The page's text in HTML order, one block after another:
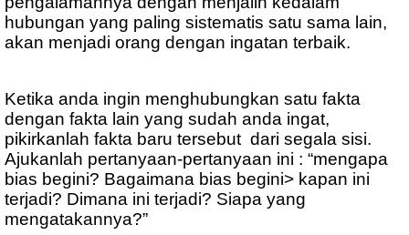
hubungan yang paling sistematis satu sama lain,
akan menjadi orang dengan ingatan terbaik.
Ketika anda ingin menghubungkan satu fakta
dengan fakta lain yang sudah anda ingat,
pikirkanlah fakta baru tersebut dari segala sisi.
Ajukanlah pertanyaan-pertanyaan ini : “mengapa
bias begini? Bagaimana bias begini> kapan ini
terjadi? Dimana ini terjadi? Siapa yang
mengatakannya?”